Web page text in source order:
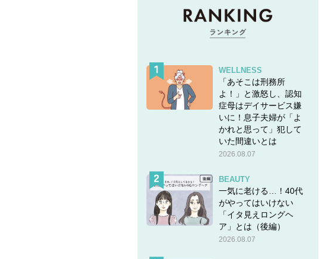
WELLNESS
「あそこは刑務所
よ！」と激怒し、認知
症母はデイサービス嫌
いに！息子夫婦が「よ
かれと思って」犯して
いた間違いとは
2026.08.07
BEAUTY
一気に老ける…！40代
がやってはいけない
「イタ見えロングヘ
ア」とは（後編）
2026.08.07